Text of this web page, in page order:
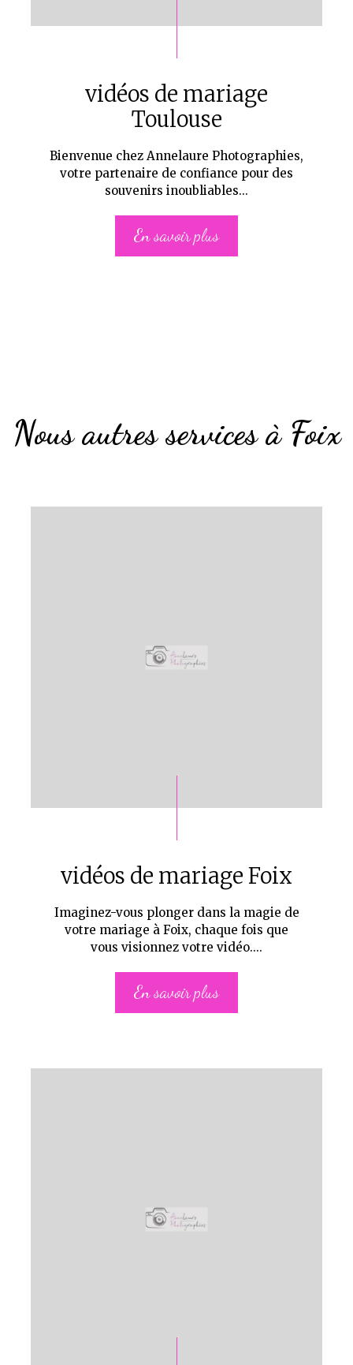
vidéos de mariage
Toulouse
Bienvenue chez Annelaure Photographies,
votre partenaire de confiance pour des
souvenirs inoubliables...
En savoir plus
Nous autres services à Foix
vidéos de mariage Foix
Imaginez-vous plonger dans la magie de
votre mariage à Foix, chaque fois que
vous visionnez votre vidéo....
En savoir plus